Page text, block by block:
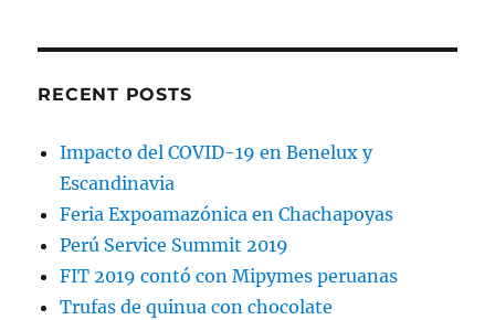
RECENT POSTS
Impacto del COVID-19 en Benelux y
Escandinavia
Feria Expoamazónica en Chachapoyas
Perú Service Summit 2019
FIT 2019 contó con Mipymes peruanas
Trufas de quinua con chocolate